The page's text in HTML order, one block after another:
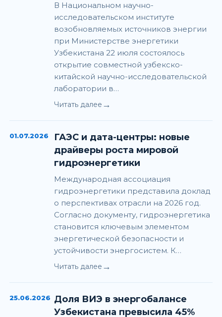
В Национальном научно-
исследовательском институте
возобновляемых источников энергии
при Министерстве энергетики
Узбекистана 22 июля состоялось
открытие совместной узбекско-
китайской научно-исследовательской
лаборатории в…
Читать далее →
01.07.2026
ГАЭС и дата-центры: новые
драйверы роста мировой
гидроэнергетики
Международная ассоциация
гидроэнергетики представила доклад
о перспективах отрасли на 2026 год.
Согласно документу, гидроэнергетика
становится ключевым элементом
энергетической безопасности и
устойчивости энергосистем. К…
Читать далее →
25.06.2026 Доля ВИЭ в энергобалансе
Узбекистана превысила 45%